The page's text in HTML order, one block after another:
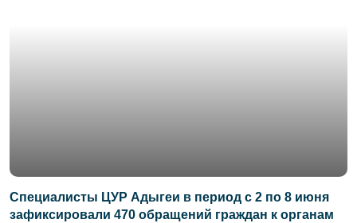
Специалисты ЦУР Адыгеи в период с 2 по 8 июня
зафиксировали 470 обращений граждан к органам